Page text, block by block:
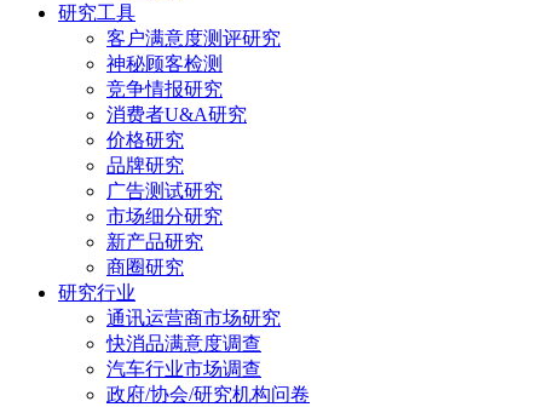
研究工具
客户满意度测评研究
神秘顾客检测
竞争情报研究
消费者U&A研究
价格研究
品牌研究
广告测试研究
市场细分研究
新产品研究
商圈研究
研究行业
通讯运营商市场研究
快消品满意度调查
汽车行业市场调查
政府/协会/研究机构问卷